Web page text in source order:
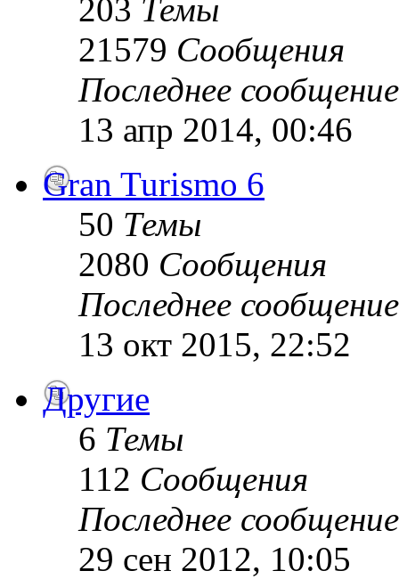
203 Темы
21579 Сообщения
Последнее сообщение
13 апр 2014, 00:46
Gran Turismo 6
50 Темы
2080 Сообщения
Последнее сообщение
13 окт 2015, 22:52
Другие
6 Темы
112 Сообщения
Последнее сообщение
29 сен 2012, 10:05